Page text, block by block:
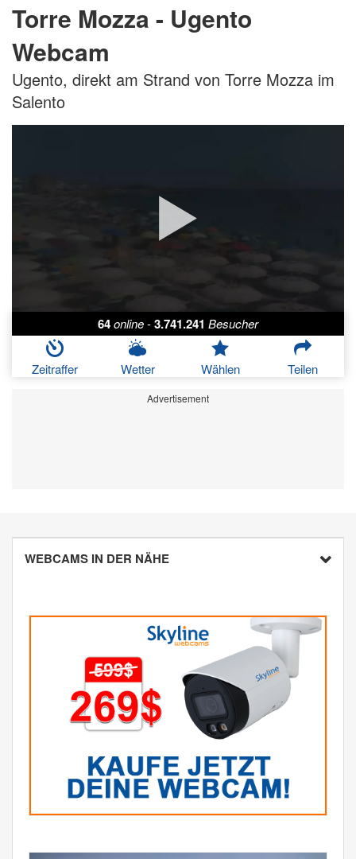
Torre Mozza - Ugento
Webcam
Ugento, direkt am Strand von Torre Mozza im
Salento
64online-3.741.241 Besucher
Zeitraffer Wetter Wählen Teilen
Advertisement
WEBCAMS IN DER NÄHE